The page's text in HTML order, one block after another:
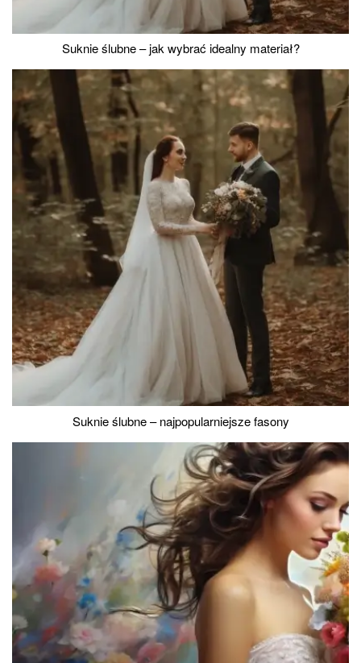
Suknie ślubne – jak wybrać idealny materiał?
Suknie ślubne – najpopularniejsze fasony